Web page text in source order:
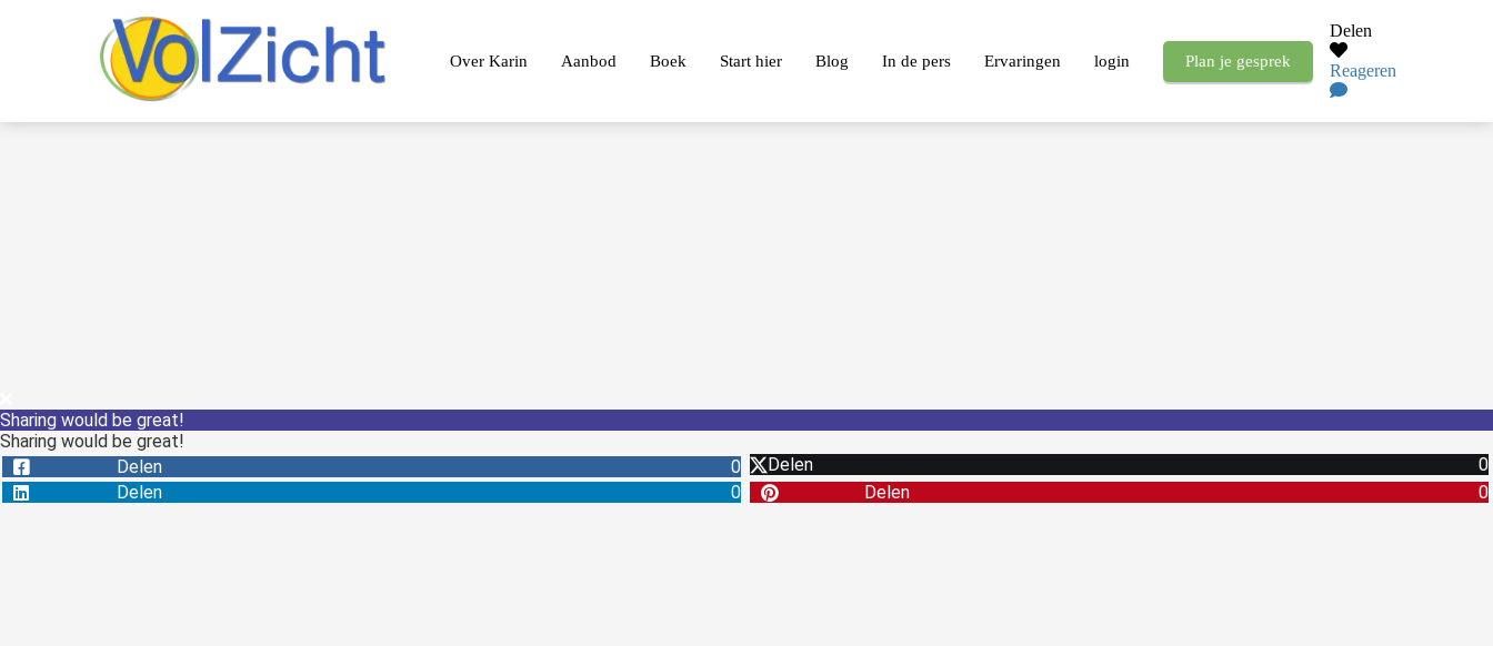
Over Karin Aanbod Boek Start hier Blog In de pers Ervaringen login Plan je gesprek
Delen
Reageren
Sharing would be great!
Sharing would be great!
Delen
0 Delen
0
Delen
0 Delen 0